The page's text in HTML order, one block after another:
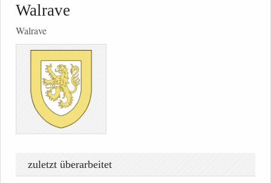
Walrave
Walrave
zuletzt überarbeitet